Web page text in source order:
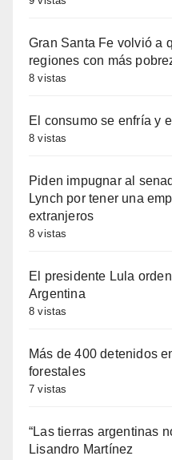
Gran Santa Fe volvió a
regiones con más
8 vistas
El consumo se enfría y
8 vistas
Piden impugnar al
Lynch por tener una
extranjeros
8 vistas
El presidente Lula
Argentina
8 vistas
Más de 400 detenidos
forestales
7 vistas
“Las tierras argentinas
Lisandro Martínez